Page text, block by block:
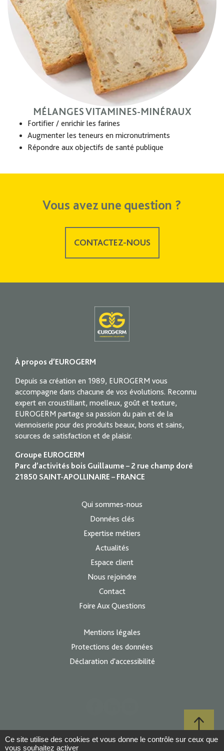
MÉLANGES VITAMINES-MINÉRAUX
Fortifier / enrichir les farines
Augmenter les teneurs en micronutriments
Répondre aux objectifs de santé publique
Vous avez une question ?
CONTACTEZ-NOUS
À propos d’EUROGERM
Depuis sa création en 1989, EUROGERM vous
accompagne dans chacune de vos évolutions. Reconnu
expert en croustillant, moelleux, goût et texture,
EUROGERM partage sa passion du pain et de la
viennoiserie pour des produits beaux, bons et sains,
sources de satisfaction et de plaisir.
Groupe EUROGERM
Parc d’activités bois Guillaume – 2 rue champ doré
21850 SAINT-APOLLINAIRE – FRANCE
Qui sommes-nous
Données clés
Expertise métiers
Actualités
Espace client
Nous rejoindre
Contact
Foire Aux Questions
Mentions légales
Protections des données
Déclaration d'accessibilité
Ce site utilise des cookies et vous donne le contrôle sur ceux que
vous souhaitez activer